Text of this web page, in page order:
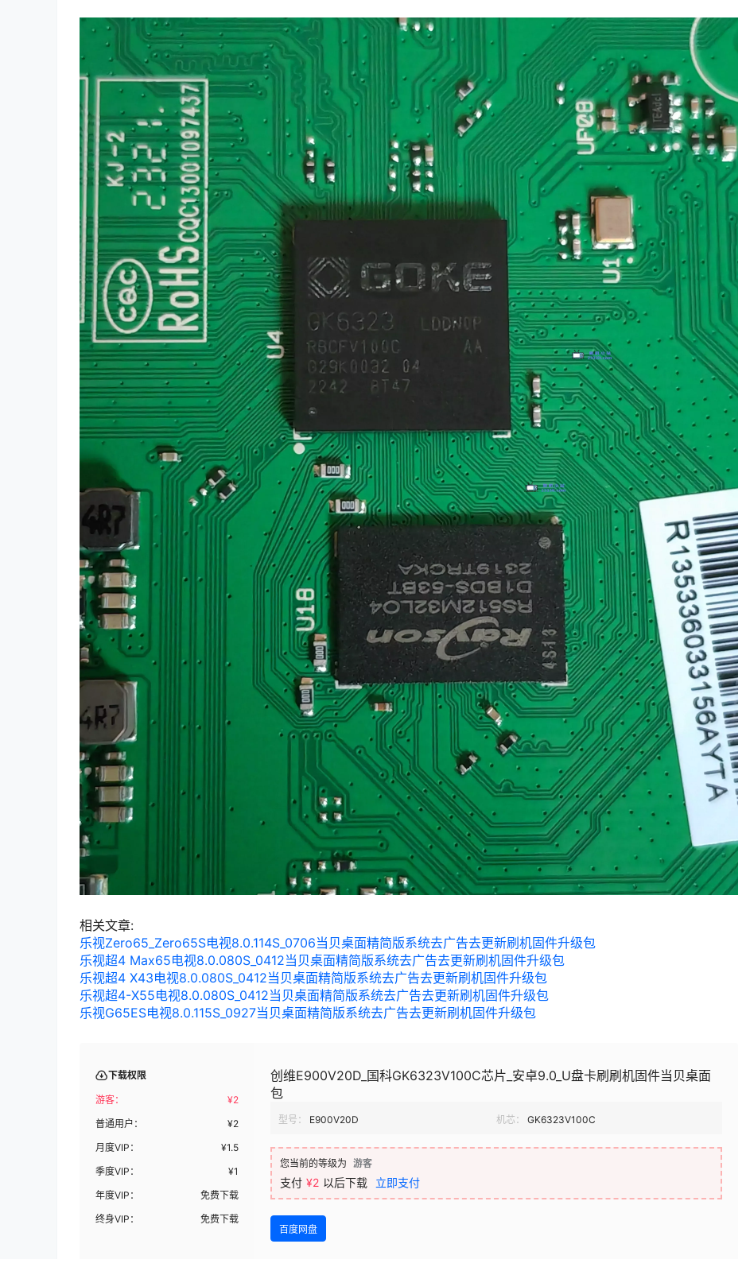
相关文章:
乐视Zero65_Zero65S电视8.0.114S_0706当贝桌面精简版系统去广告去更新刷机固件升级包
乐视超4 Max65电视8.0.080S_0412当贝桌面精简版系统去广告去更新刷机固件升级包
乐视超4 X43电视8.0.080S_0412当贝桌面精简版系统去广告去更新刷机固件升级包
乐视超4-X55电视8.0.080S_0412当贝桌面精简版系统去广告去更新刷机固件升级包
乐视G65ES电视8.0.115S_0927当贝桌面精简版系统去广告去更新刷机固件升级包
下载权限
游客： ¥2
普通用户：
¥2
月度VIP：
¥1.5
季度VIP：
¥1
年度VIP：
免费下载
终身VIP：
免费下载
创维E900V20D_国科GK6323V100C芯片_安卓9.0_U盘卡刷刷机固件当贝桌面
包
型号： E900V20D 机芯： GK6323V100C
您当前的等级为 游客
支付 ¥2 以后下载 立即支付
百度网盘